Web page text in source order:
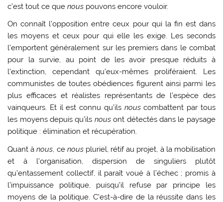
c’est tout ce quenous pouvons encore vouloir.
On connaît l’opposition entre ceux pour qui la fin est dans
les moyens et ceux pour qui elle les exige. Les seconds
l’emportent généralement sur les premiers dans le combat
pour la survie, au point de les avoir presque réduits à
l’extinction, cependant qu’eux-mêmes proliféraient. Les
communistes de toutes obédiences figurent ainsi parmi les
plus efficaces et réalistes représentants de l’espèce des
vainqueurs. Et il est connu qu’ils nouscombattent par tous
les moyens depuis qu’ils nousont détectés dans le paysage
politique : élimination et récupération.
Quant ànous, ce nouspluriel, rétif au projet, à la mobilisation
et à l’organisation, dispersion de singuliers plutôt
qu’entassement collectif, il paraît voué à l’échec ; promis à
l’impuissance politique, puisqu’il refuse par principe les
moyens de la politique. C’est-à-dire de la réussite dans les